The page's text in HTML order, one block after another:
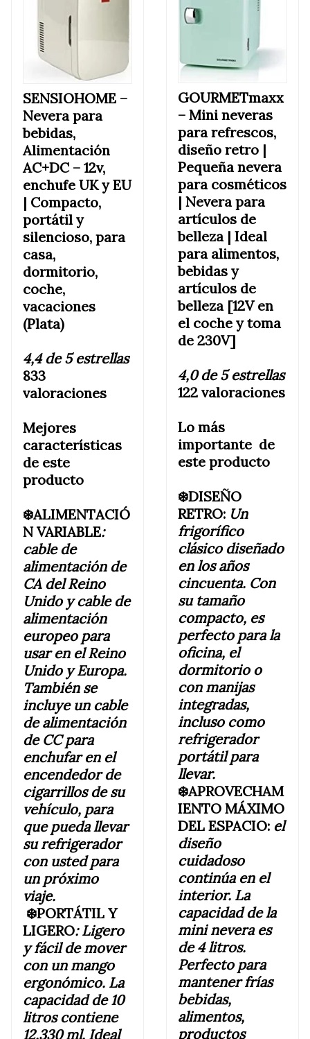
SENSIOHOME –
Nevera para
bebidas,
Alimentación
AC+DC – 12v,
enchufe UK y EU
| Compacto,
portátil y
silencioso, para
casa,
dormitorio,
coche,
vacaciones
(Plata)
4,4 de 5 estrellas
833
valoraciones
Mejores
características
de este
producto
❄️ALIMENTACIÓ
N VARIABLE:
cable de
alimentación de
CA del Reino
Unido y cable de
alimentación
europeo para
usar en el Reino
Unido y Europa.
También se
incluye un cable
de alimentación
de CC para
enchufar en el
encendedor de
cigarrillos de su
vehículo, para
que pueda llevar
su refrigerador
con usted para
un próximo
viaje.
❄️PORTÁTIL Y
LIGERO:Ligero
y fácil de mover
con un mango
ergonómico. La
capacidad de 10
litros contiene
12.330 ml. Ideal
GOURMETmaxx
– Mini neveras
para refrescos,
diseño retro |
Pequeña nevera
para cosméticos
| Nevera para
artículos de
belleza | Ideal
para alimentos,
bebidas y
artículos de
belleza [12V en
el coche y toma
de 230V]
4,0 de 5 estrellas
122 valoraciones
Lo más
importante de
este producto
❄️DISEÑO
RETRO: Un
frigorífico
clásico diseñado
en los años
cincuenta. Con
su tamaño
compacto, es
perfecto para la
oficina, el
dormitorio o
con manijas
integradas,
incluso como
refrigerador
portátil para
llevar.
❄️APROVECHAM
IENTO MÁXIMO
DEL ESPACIO: el
diseño
cuidadoso
continúa en el
interior. La
capacidad de la
mini nevera es
de 4 litros.
Perfecto para
mantener frías
bebidas,
alimentos,
productos